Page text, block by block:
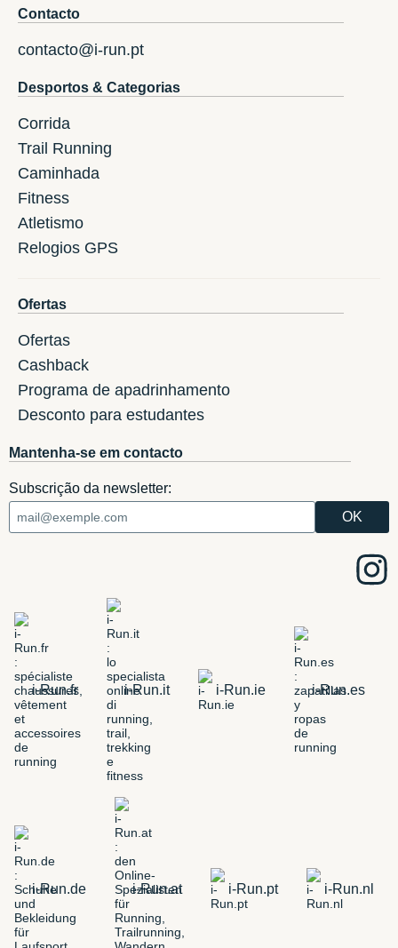
Contacto
contacto@i-run.pt
Desportos & Categorias
Corrida
Trail Running
Caminhada
Fitness
Atletismo
Relogios GPS
Ofertas
Ofertas
Cashback
Programa de apadrinhamento
Desconto para estudantes
Mantenha-se em contacto
Subscrição da newsletter:
i-Run.fr i-Run.it i-Run.ie i-Run.es
i-Run.de i-Run.at i-Run.pt i-Run.nl